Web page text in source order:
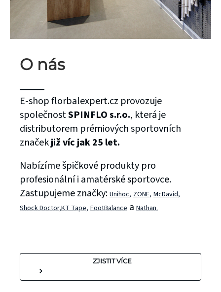
O nás
E-shop florbalexpert.cz provozuje
společnostSPINFLO s.r.o., která je
distributorem prémiových sportovních
značekjiž víc jak 25 let.
Nabízíme špičkové produkty pro
profesionální i amatérské sportovce.
Zastupujeme značky: Unihoc, ZONE, McDavid,
Shock Doctor,KT Tape, FootBalance a Nathan.
ZJISTIT VÍCE